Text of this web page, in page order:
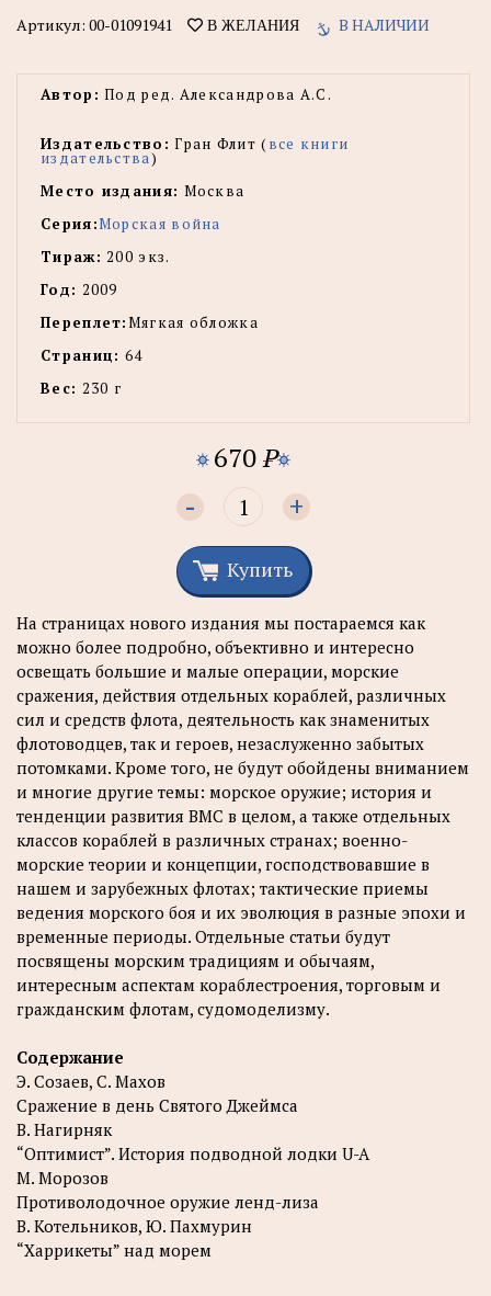
Артикул: 00-01091941 В ЖЕЛАНИЯ В НАЛИЧИИ
Автор: Под ред. Александрова А.С.
Издательство: Гран Флит (все книги
издательства)
Место издания: Москва
Серия:Морская война
Тираж: 200 экз.
Год: 2009
Переплет:Мягкая обложка
Страниц: 64
Вес: 230 г
670P
- +
Купить
На страницах нового издания мы постараемся как
можно более подробно, объективно и интересно
освещать большие и малые операции, морские
сражения, действия отдельных кораблей, различных
сил и средств флота, деятельность как знаменитых
флотоводцев, так и героев, незаслуженно забытых
потомками. Кроме того, не будут обойдены вниманием
и многие другие темы: морское оружие; история и
тенденции развития ВМС в целом, а также отдельных
классов кораблей в различных странах; военно-
морские теории и концепции, господствовавшие в
нашем и зарубежных флотах; тактические приемы
ведения морского боя и их эволюция в разные эпохи и
временные периоды. Отдельные статьи будут
посвящены морским традициям и обычаям,
интересным аспектам кораблестроения, торговым и
гражданским флотам, судомоделизму.
Содержание
Э. Созаев, С. Махов
Сражение в день Святого Джеймса
В. Нагирняк
“Оптимист”. История подводной лодки U-A
М. Морозов
Противолодочное оружие ленд-лиза
В. Котельников, Ю. Пахмурин
“Харрикеты” над морем